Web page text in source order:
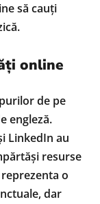
să cauți
online
de pe
engleză.
LinkedIn au
resurse
o
dar